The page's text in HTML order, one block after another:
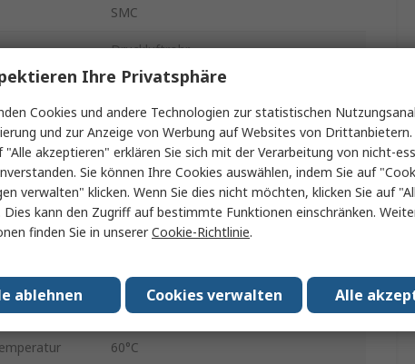
SMC
Druckluftrohr
Schwarz
Polyurethan
100m
0.8 Mpa
Allgemeine pneumatische Schläuche
TUZ
-20°C
60°C
Ihre Privatsphäre
Cookies und andere Technologien zur statistischen
und zur Anzeige von Werbung auf Websites von
"Alle akzeptieren" erklären Sie sich mit der Verarbeitung von nicht-
Sie können Ihre Cookies auswählen, indem Sie auf
verwalten" klicken. Wenn Sie dies nicht möchten, klicken Sie auf
Dies kann den Zugriff auf bestimmte Funktionen einschränken.
finden Sie in unsererCookie-Richtlinie.
Alle
Cookies verwalten
ablehnen